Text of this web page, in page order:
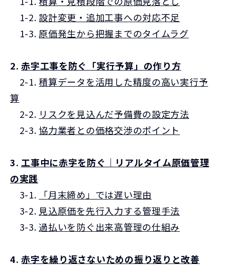
1-2. 設計変更・追加工事への対応不足
1-3. 原価発生から把握までのタイムラグ
2.赤字工事を防ぐ「実行予算」の作り方
2-1.積算データを活用した精度の高い実行予
算
2-2. リスクを見込んだ予備費の設定方法
2-3.協力業者との価格交渉のポイント
3.工事中に赤字を防ぐ｜リアルタイム原価管理
の実践
3-1.
「月末締め」では遅い理由
3-2. 見込原価を先行入力する管理手法
3-3.過払いを防ぐ出来高管理の仕組み
4.赤字を繰り返さないための振り返りと改善